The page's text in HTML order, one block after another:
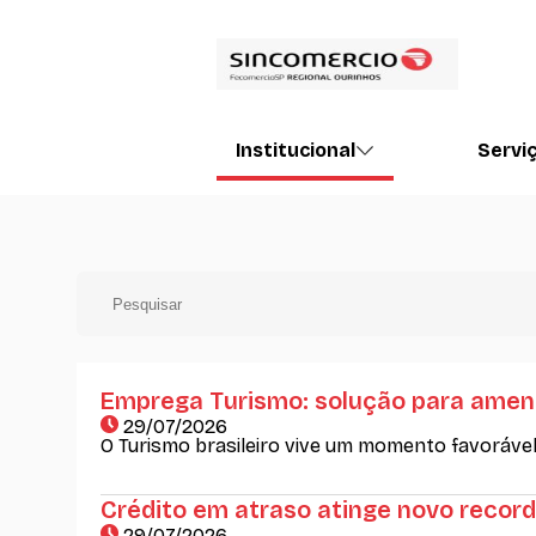
Institucional
Emprega Turismo: solução para
29/07/2026
O Turismo brasileiro vive um momento
Crédito em atraso atinge novo